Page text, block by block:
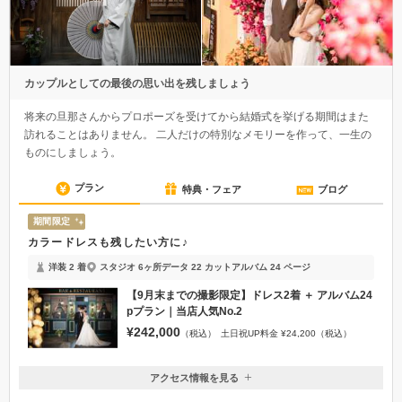
カップルとしての最後の思い出を残しましょう
将来の旦那さんからプロポーズを受けてから結婚式を挙げる期間はまた
訪れることはありません。 二人だけの特別なメモリーを作って、一生の
ものにしましょう。
プラン 特典・フェア ブログ
期間限定
カラードレスも残したい方に♪
洋装 2 着 スタジオ 6ヶ所データ 22 カット アルバム 24 ページ
【9月末までの撮影限定】ドレス2着 ＋ アルバム24
pプラン｜当店人気No.2
¥242,000 （税込） 土日祝UP料金 ¥24,200（税込）
アクセス情報を見る